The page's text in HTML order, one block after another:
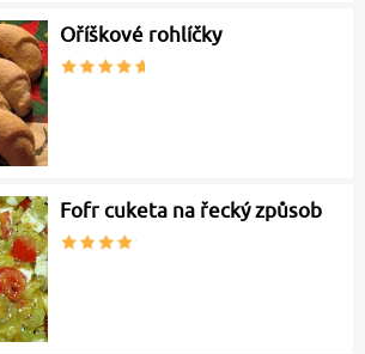
Oříškové rohlíčky
Fofr cuketa na řecký způsob